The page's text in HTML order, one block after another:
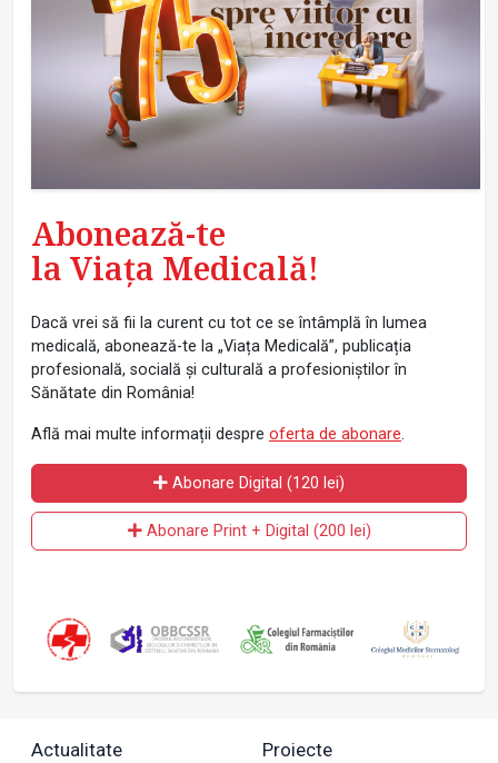
Abonează-te
la Viața Medicală!
Dacă vrei să fii la curent cu tot ce se întâmplă în lumea
medicală, abonează-te la „Viața Medicală”, publicația
profesională, socială și culturală a profesioniștilor în
Sănătate din România!
Află mai multe informații despre oferta de abonare.
Abonare Digital (120 lei)
Abonare Print + Digital (200 lei)
Actualitate Proiecte